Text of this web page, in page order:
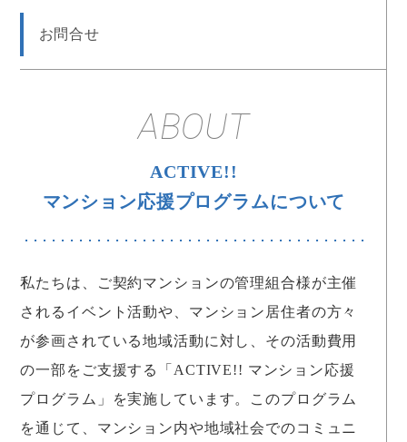
お問合せ
ABOUT
ACTIVE!!
マンション応援プログラムについて
私たちは、ご契約マンションの管理組合様が主催
されるイベント活動や、 マンション居住者の方々
が参画されている地域活動に対し、その活動費用
の一部をご支援する
「ACTIVE!! マンション応援
プログラム」を実施しています。 このプログラム
を通じて、マンション内や地域社会でのコミュニ